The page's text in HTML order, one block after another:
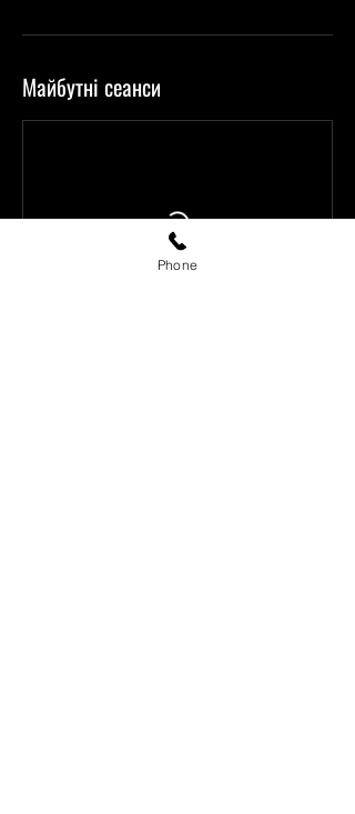
Майбутні сеанси
Phone